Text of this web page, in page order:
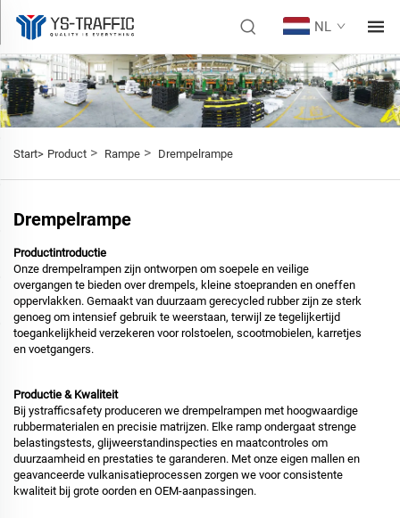
NL
Start> Product > Rampe > Drempelrampe
Drempelrampe
Productintroductie
Onze drempelrampen zijn ontworpen om soepele en veilige
overgangen te bieden over drempels, kleine stoepranden en oneffen
oppervlakken. Gemaakt van duurzaam gerecycled rubber zijn ze sterk
genoeg om intensief gebruik te weerstaan, terwijl ze tegelijkertijd
toegankelijkheid verzekeren voor rolstoelen, scootmobielen, karretjes
en voetgangers.
Productie & Kwaliteit
Bij ystrafficsafety produceren we drempelrampen met hoogwaardige
rubbermaterialen en precisie matrijzen. Elke ramp ondergaat strenge
belastingstests, glijweerstandinspecties en maatcontroles om
duurzaamheid en prestaties te garanderen. Met onze eigen mallen en
geavanceerde vulkanisatieprocessen zorgen we voor consistente
kwaliteit bij grote oorden en OEM-aanpassingen.